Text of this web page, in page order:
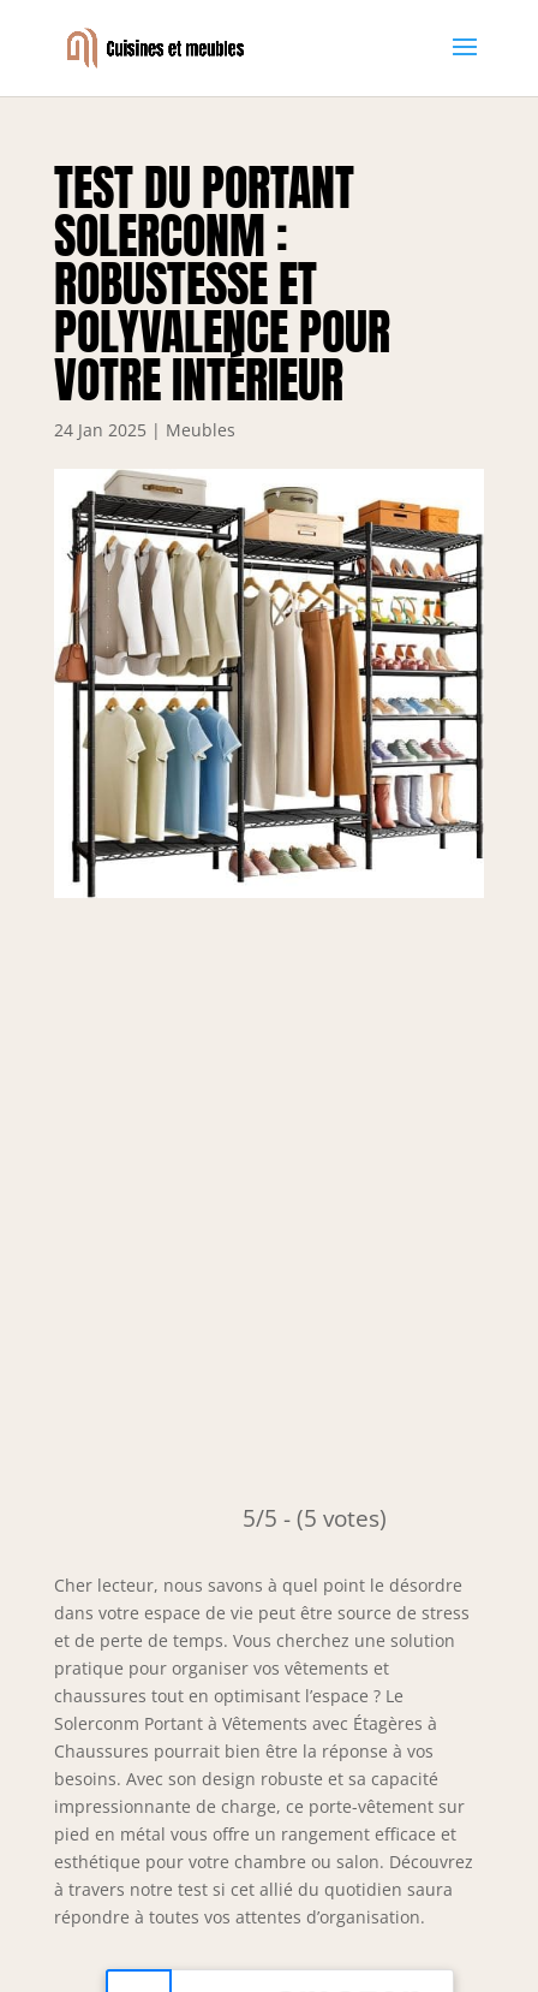
TEST DU PORTANT
SOLERCONM :
ROBUSTESSE ET
POLYVALENCE POUR
VOTRE INTÉRIEUR
24 Jan 2025 | Meubles
5/5 - (5 votes)
Cher lecteur, nous savons à quel point le désordre
dans votre espace de vie peut être source de stress
et de perte de temps. Vous cherchez une solution
pratique pour organiser vos vêtements et
chaussures tout en optimisant l’espace ? Le
Solerconm Portant à Vêtements avec Étagères à
Chaussures pourrait bien être la réponse à vos
besoins. Avec son design robuste et sa capacité
impressionnante de charge, ce porte-vêtement sur
pied en métal vous offre un rangement efficace et
esthétique pour votre chambre ou salon. Découvrez
à travers notre test si cet allié du quotidien saura
répondre à toutes vos attentes d’organisation.